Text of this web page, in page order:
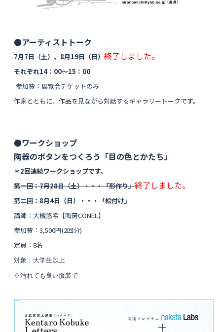
●アーティストトーク
7月7日（土）、8月19日（日）終了しました。
それぞれ14：00〜15：00
参加費：展覧会チケットのみ
作家とともに、作品を見ながら対話するギャラリートークです。
●ワークショップ
陶器のボタンをつくろう「目の色とかたち」
＊2回連続ワークショップです。
第一回：7月28日（土）・・・「形作り」終了しました。
第二回：8月4日（日）・・・「絵付け」
講師：大槻悠希【陶房CONEL】
参加費：3,500円(2回分)
定員：8名
対象：大学生以上
※汚れても良い服装で